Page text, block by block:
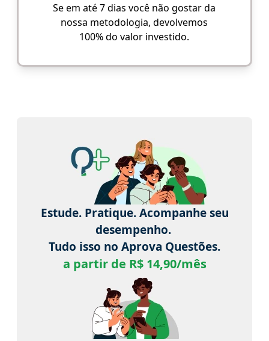
Se em até 7 dias você não gostar da
nossa metodologia, devolvemos
100% do valor investido.
Estude. Pratique. Acompanhe seu
desempenho.
Tudo isso no Aprova Questões.
a partir de R$ 14,90/mês